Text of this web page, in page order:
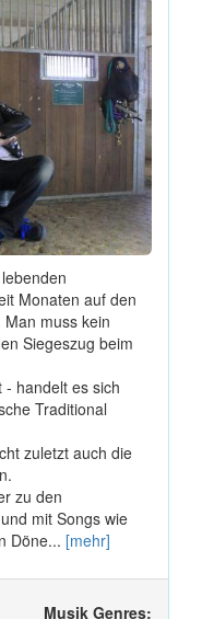
Monaten auf den
muss kein
Siegeszug beim
- handelt es sich
Traditional
zuletzt auch die
zu den
mit Songs wie
Döne... [mehr]
Musik Genres: